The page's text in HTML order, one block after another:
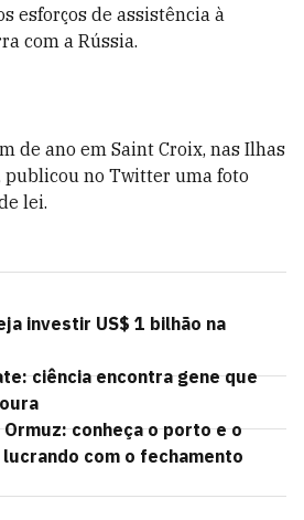
esforços de assistência à
com a Rússia.
de ano em Saint Croix, nas Ilhas
publicou no Twitter uma foto
lei.
investir US$ 1 bilhão na
ciência encontra gene que
conheça o porto e o
com o fechamento